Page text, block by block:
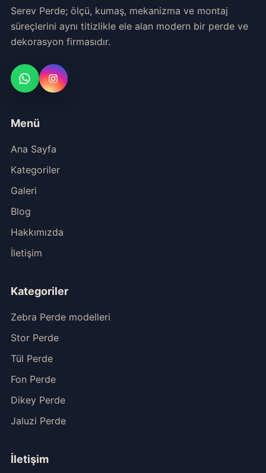
Serev Perde; ölçü, kumaş, mekanizma ve montaj
süreçlerini aynı titizlikle ele alan modern bir perde ve
dekorasyon firmasıdır.
Menü
Ana Sayfa
Kategoriler
Galeri
Blog
Hakkımızda
İletişim
Kategoriler
Zebra Perde modelleri
Stor Perde
Tül Perde
Fon Perde
Dikey Perde
Jaluzi Perde
İletişim